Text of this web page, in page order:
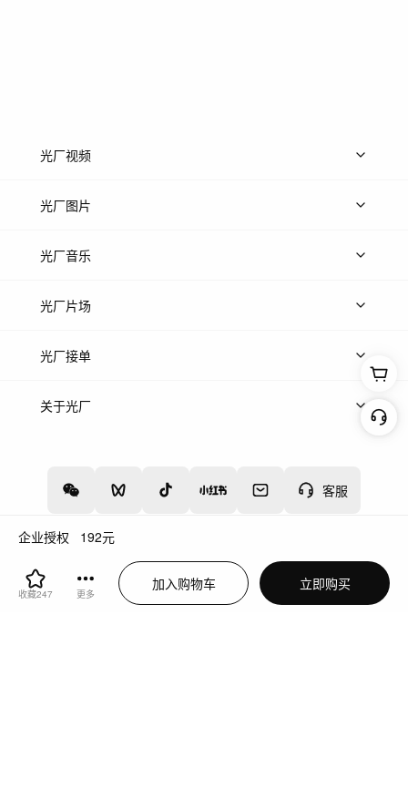
企业授权 192元
收藏247 更多
加入购物车 立即购买
客服
光厂视频
上传视频
光厂图片
上传图片
光厂音乐
热门音乐
光厂片场
上传案例
光厂接单
上架服务
关于光厂
增值电信业务经营许可证：川B2-20160192
蜀ICP备12020238号-4
川公网安备51019002000262 违法和不良信息举报中心